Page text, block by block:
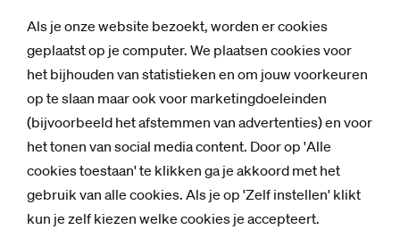
Als je onze website bezoekt, worden er cookies
geplaatst op je computer. We plaatsen cookies voor
het bijhouden van statistieken en om jouw voorkeuren
op te slaan maar ook voor marketingdoeleinden
(bijvoorbeeld het afstemmen van advertenties) en voor
het tonen van social media content. Door op 'Alle
cookies toestaan' te klikken ga je akkoord met het
gebruik van alle cookies. Als je op 'Zelf instellen' klikt
kun je zelf kiezen welke cookies je accepteert.